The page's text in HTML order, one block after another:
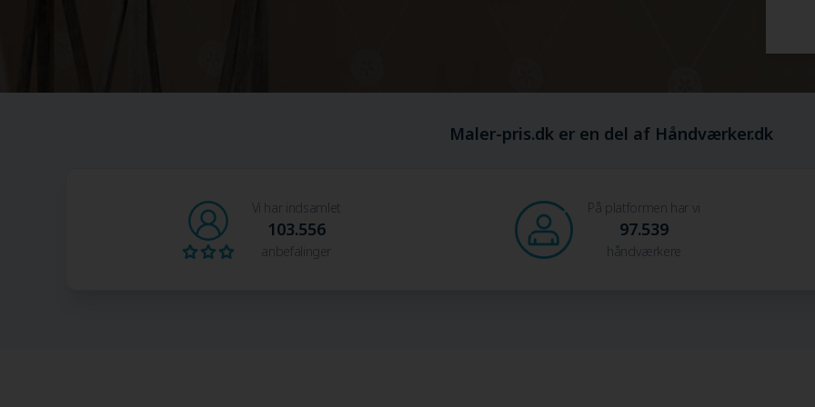
Maler-pris.dk er en del af Håndværker.dk
Vi har indsamlet
103.556
anbefalinger
På platformen har vi
97.539
håndværkere